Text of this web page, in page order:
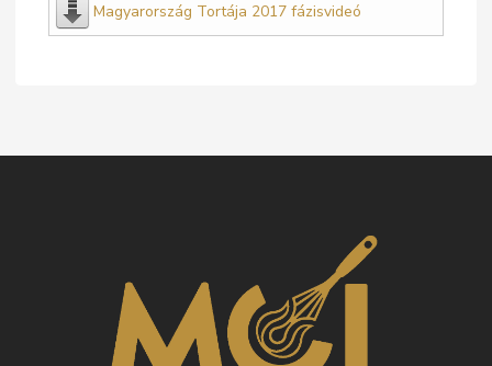
Magyarország Tortája 2017 fázisvideó